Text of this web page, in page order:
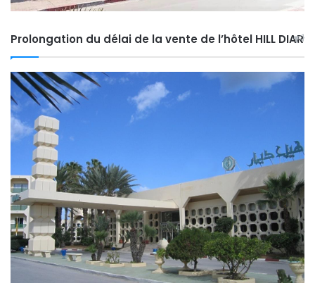
Prolongation du délai de la vente de l’hôtel HILL DIAR